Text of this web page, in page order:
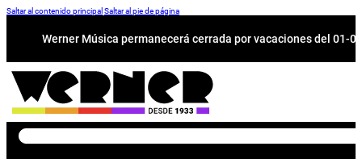
Saltar al contenido principal Saltar al pie de página
Werner Música permanecerá cerrada por vacaciones del 01-
Buscar